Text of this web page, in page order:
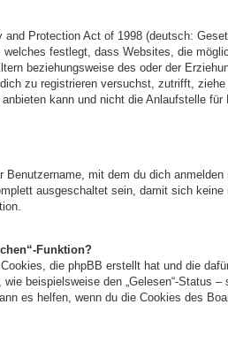
Protection Act of 1998 (deutsch:
festlegt, dass Websites, die
beziehungsweise des oder der
zu registrieren versuchst, zutrifft,
kann und nicht die Anlaufstelle
mit dem du dich
ausgeschaltet sein, damit sich
Funktion?
die phpBB erstellt hat und die
beispielsweise den „Gelesen“-Status
es helfen, wenn du die Cookies des